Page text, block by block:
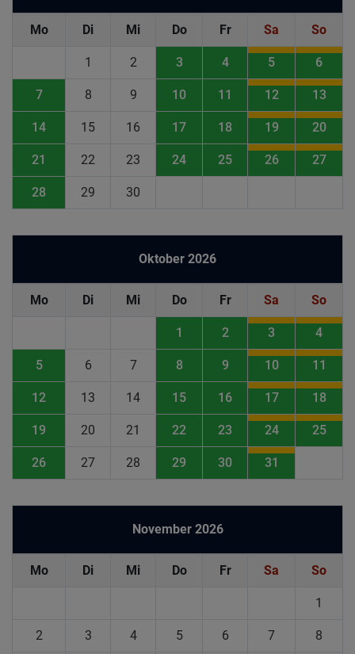
Mo Di Mi Do Fr Sa So
1 2 3 4 5 6
7 8 9 10 11 12 13
14 15 16 17 18 19 20
21 22 23 24 25 26 27
28 29 30
Oktober 2026
Mo Di Mi Do Fr Sa So
1 2 3 4
5 6 7 8 9 10 11
12 13 14 15 16 17 18
19 20 21 22 23 24 25
26 27 28 29 30 31
November 2026
Mo Di Mi Do Fr Sa So
1
2 3 4 5 6 7 8